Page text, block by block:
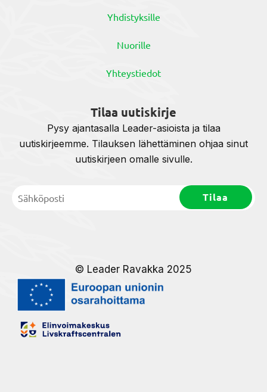
Yhdistyksille
Nuorille
Yhteystiedot
Tilaa uutiskirje
Pysy ajantasalla Leader-asioista ja tilaa
uutiskirjeemme. Tilauksen lähettäminen ohjaa sinut
uutiskirjeen omalle sivulle.
© Leader Ravakka 2025